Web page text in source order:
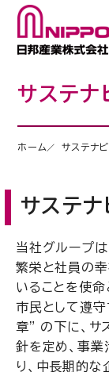
サステナ
ホーム サステナビ
サステナ
当社グループは
繁栄と社員の
いることを使命
市民として遵守
章” の下に、サ
針を定め、事業
り、中長期的